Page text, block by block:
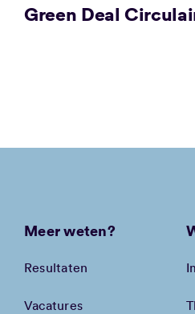
Green Deal
Meer weten?
Resultaten
Vacatures